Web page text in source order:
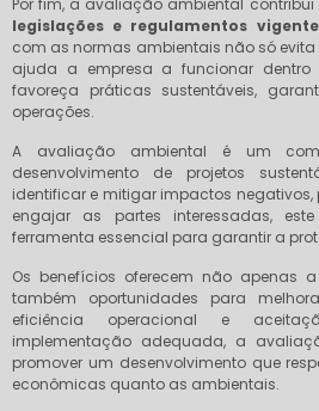
legislações e regulamentos
com as normas ambientais não só
ajuda a empresa a funcionar
favoreça práticas sustentáveis,
operações.
A avaliação ambiental é um
desenvolvimento de projetos
identificar e mitigar impactos negativos,
engajar as partes interessadas,
ferramenta essencial para garantir a
Os benefícios oferecem não apenas
também oportunidades para
eficiência operacional e
implementação adequada, a
promover um desenvolvimento que
econômicas quanto as ambientais.